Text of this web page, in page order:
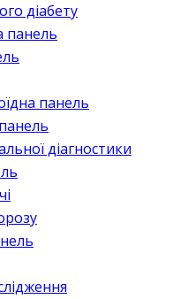
діабету
панель
панель
діагностики